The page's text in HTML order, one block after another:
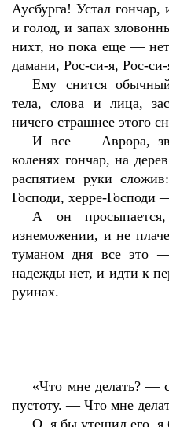
Аусбурга! Устал
и голод, и запах
нихт, но пока еще —
дамани, Рос-си-я, Рос-
Ему снится
тела, слова и лица,
ничего страшнее этого
И все — Аврора,
коленях гончар, на
распятием руки
Господи, херре-Господи
А он
изнеможении, и не
туманом дня все это —
надежды нет, и идти к
руинах.
«Что мне делать? —
пустоту. — Что мне
О, я бы утешил его,